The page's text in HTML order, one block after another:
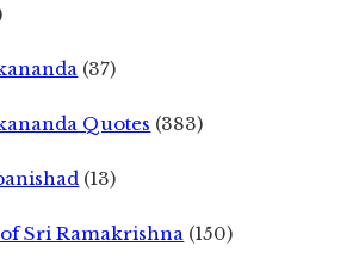
(37)
Quotes (383)
(13)
Sri Ramakrishna (150)